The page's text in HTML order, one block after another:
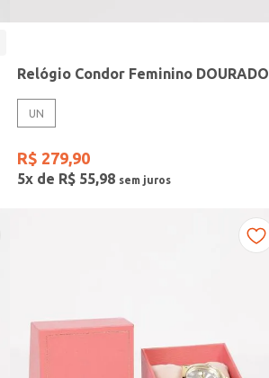
Relógio Condor Feminino DOURADO
UN
R$ 279,90
5x de R$ 55,98